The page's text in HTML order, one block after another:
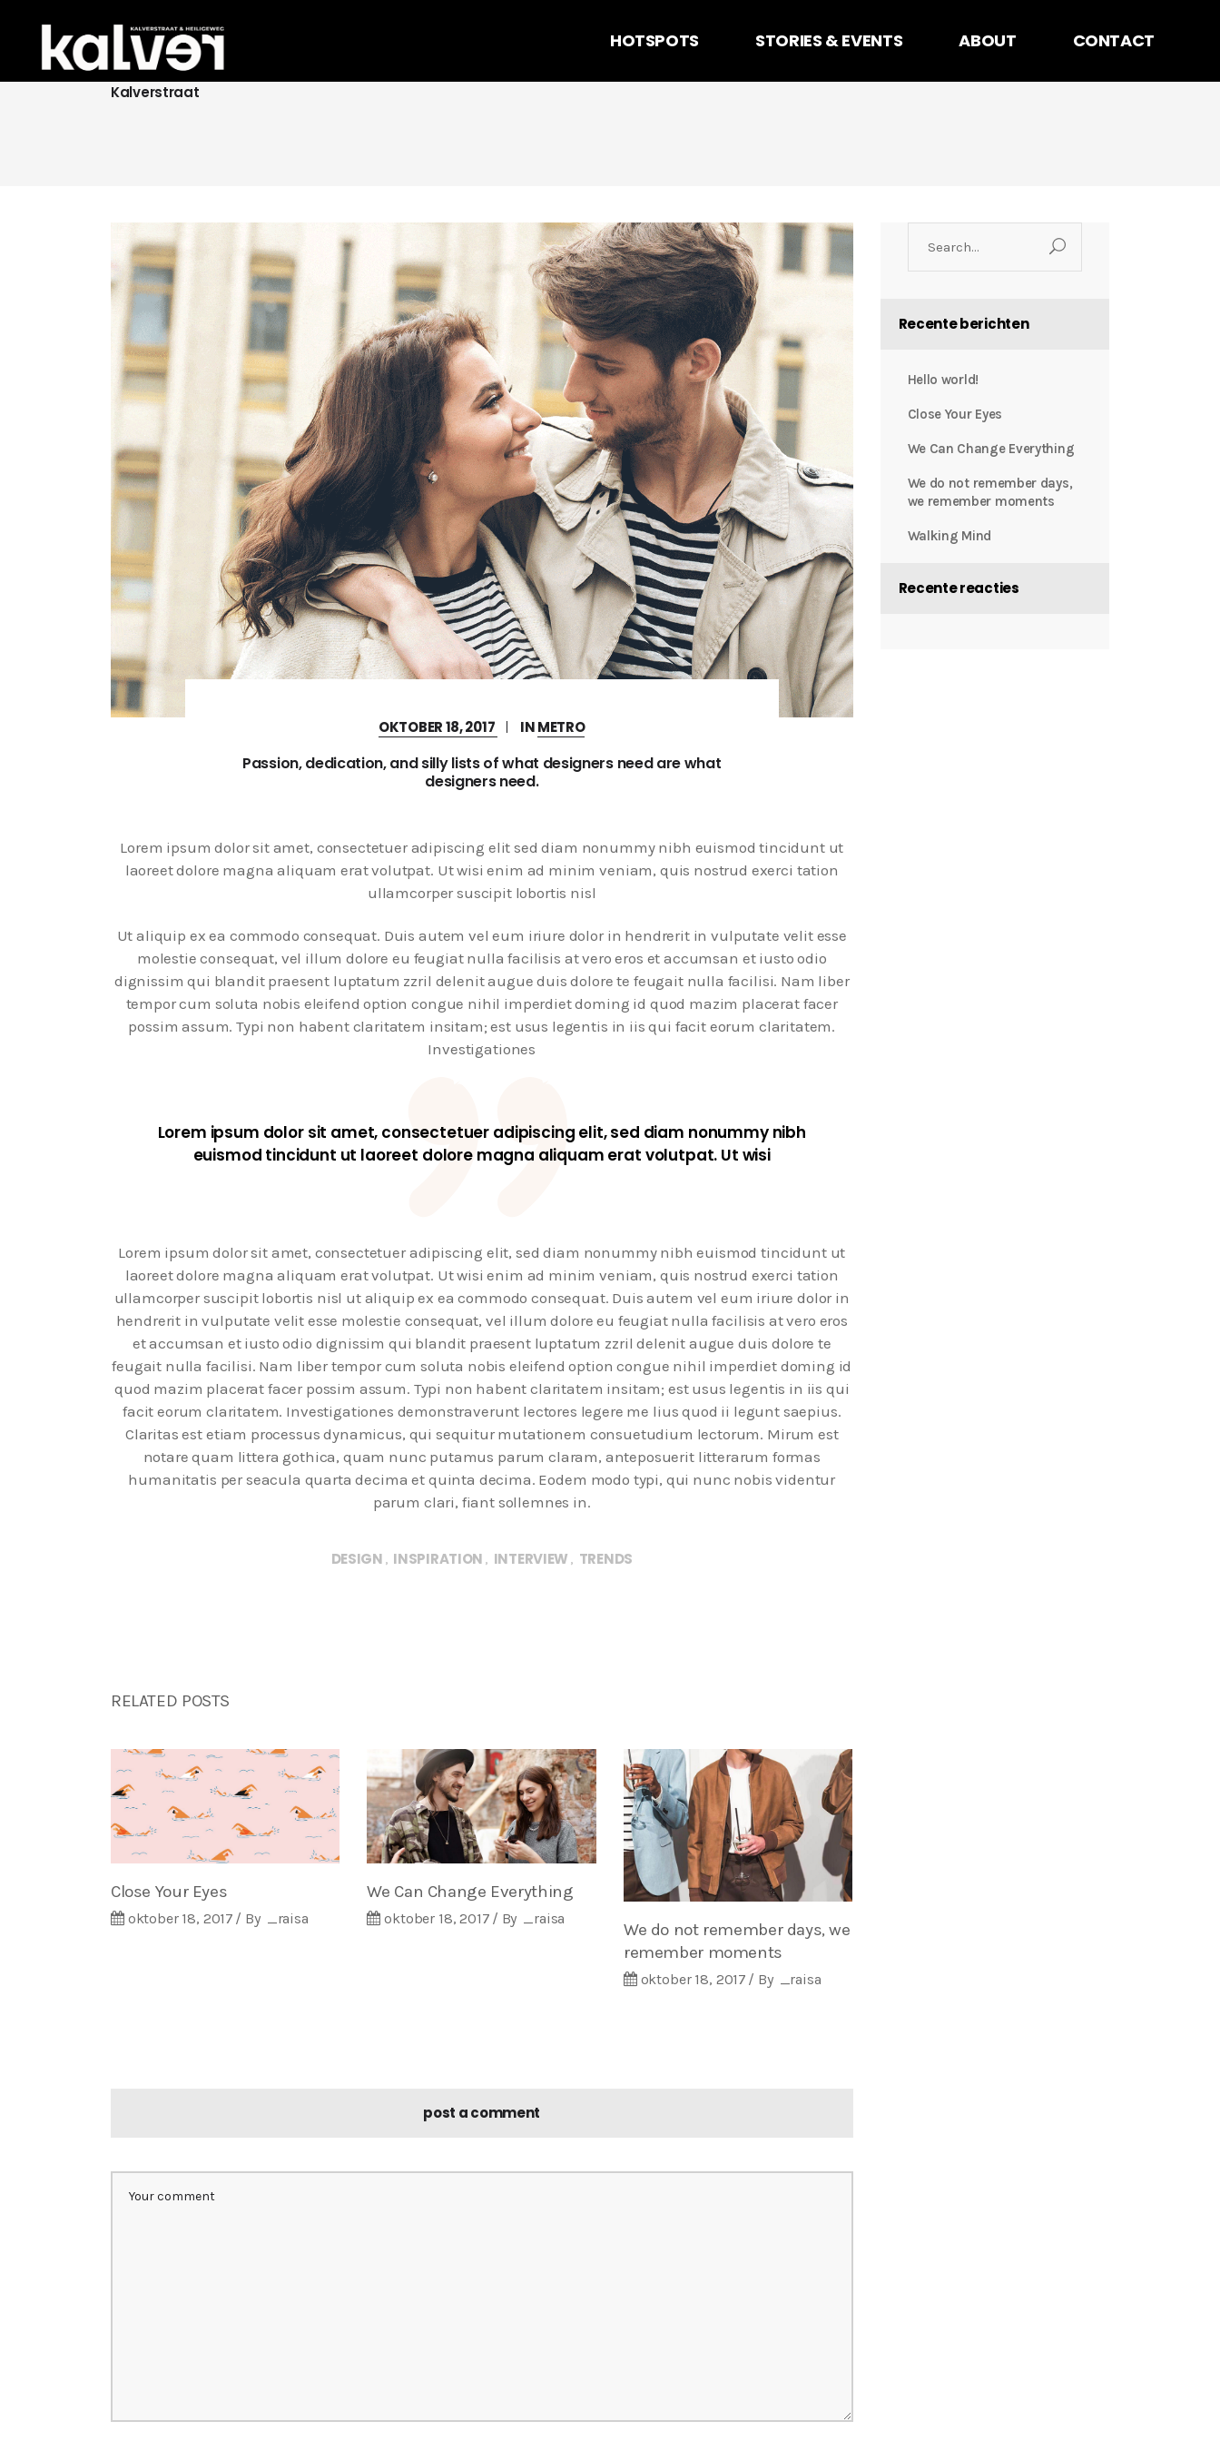
HOTSPOTS STORIES & EVENTS ABOUT CONTACT
Kalverstraat
OKTOBER 18, 2017 INMETRO
Passion, dedication, and silly lists of what designers need are what
designers need.
Lorem ipsum dolor sit amet, consectetuer adipiscing elit sed diam nonummy nibh euismod tincidunt ut
laoreet dolore magna aliquam erat volutpat. Ut wisi enim ad minim veniam, quis nostrud exerci tation
ullamcorper suscipit lobortis nisl
Ut aliquip ex ea commodo consequat. Duis autem vel eum iriure dolor in hendrerit in vulputate velit esse
molestie consequat, vel illum dolore eu feugiat nulla facilisis at vero eros et accumsan et iusto odio
dignissim qui blandit praesent luptatum zzril delenit augue duis dolore te feugait nulla facilisi. Nam liber
tempor cum soluta nobis eleifend option congue nihil imperdiet doming id quod mazim placerat facer
possim assum. Typi non habent claritatem insitam; est usus legentis in iis qui facit eorum claritatem.
Investigationes
Lorem ipsum dolor sit amet, consectetuer adipiscing elit, sed diam nonummy nibh
euismod tincidunt ut laoreet dolore magna aliquam erat volutpat. Ut wisi
Lorem ipsum dolor sit amet, consectetuer adipiscing elit, sed diam nonummy nibh euismod tincidunt ut
laoreet dolore magna aliquam erat volutpat. Ut wisi enim ad minim veniam, quis nostrud exerci tation
ullamcorper suscipit lobortis nisl ut aliquip ex ea commodo consequat. Duis autem vel eum iriure dolor in
hendrerit in vulputate velit esse molestie consequat, vel illum dolore eu feugiat nulla facilisis at vero eros
et accumsan et iusto odio dignissim qui blandit praesent luptatum zzril delenit augue duis dolore te
feugait nulla facilisi. Nam liber tempor cum soluta nobis eleifend option congue nihil imperdiet doming id
quod mazim placerat facer possim assum. Typi non habent claritatem insitam; est usus legentis in iis qui
facit eorum claritatem. Investigationes demonstraverunt lectores legere me lius quod ii legunt saepius.
Claritas est etiam processus dynamicus, qui sequitur mutationem consuetudium lectorum. Mirum est
notare quam littera gothica, quam nunc putamus parum claram, anteposuerit litterarum formas
humanitatis per seacula quarta decima et quinta decima. Eodem modo typi, qui nunc nobis videntur
parum clari, fiant sollemnes in.
DESIGN , INSPIRATION , INTERVIEW , TRENDS
RELATED POSTS
Close Your Eyes
oktober 18, 2017 By _raisa
We Can Change Everything
oktober 18, 2017 By _raisa
We do not remember days, we
remember moments
oktober 18, 2017 By _raisa
post a comment
Recente berichten
Hello world!
Close Your Eyes
We Can Change Everything
We do not remember days,
we remember moments
Walking Mind
Recente reacties